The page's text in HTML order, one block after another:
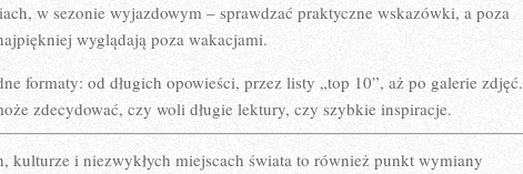
w sezonie wyjazdowym – sprawdzać praktyczne wskazówki, a poza
wyglądają poza wakacjami.
formaty: od długich opowieści, przez listy „top 10”, aż po galerie zdjęć.
zdecydować, czy woli długie lektury, czy szybkie inspiracje.
kulturze i niezwykłych miejscach świata to również punkt wymiany